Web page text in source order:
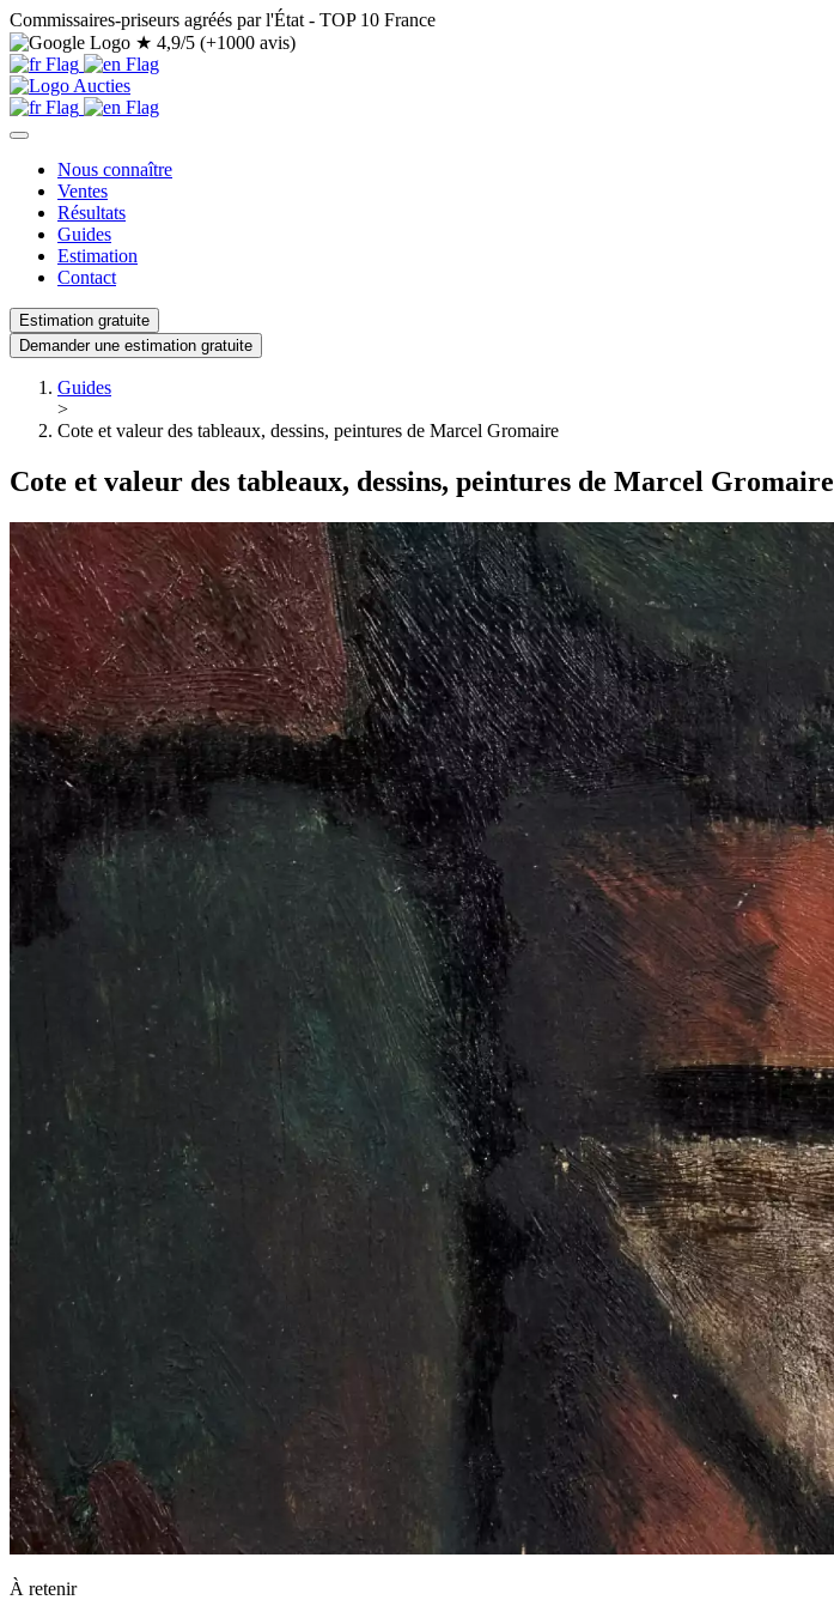
Commissaires-priseurs agréés par l'État - TOP 10 France
★ 4,9/5 (+1000 avis)
Nous connaître
Ventes
Résultats
Guides
Estimation
Contact
Estimation gratuite
Demander une estimation gratuite
Guides
>
Cote et valeur des tableaux, dessins, peintures de Marcel Gromaire
Cote et valeur des tableaux, dessins, peintures de Marcel Gromaire
À retenir